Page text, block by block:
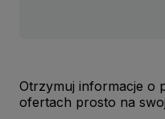
Otrzymuj informacje o
ofertach prosto na